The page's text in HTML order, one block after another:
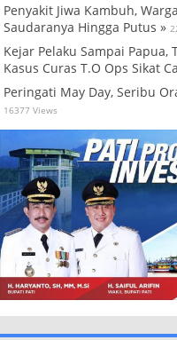
Penyakit Jiwa Kambuh,
Saudaranya Hingga Putus »
Kejar Pelaku Sampai Papua,
Kasus Curas T.O Ops Sikat
Peringati May Day, Seribu
16377 Views